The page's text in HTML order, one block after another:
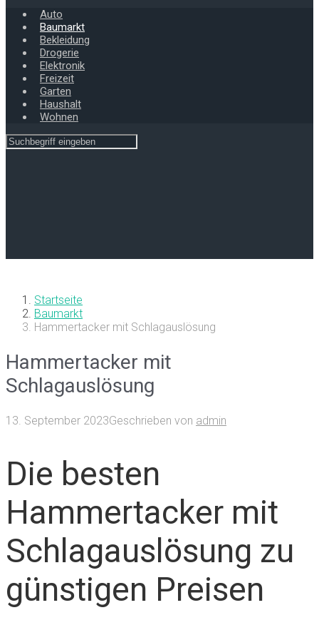
Auto
Baumarkt
Bekleidung
Drogerie
Elektronik
Freizeit
Garten
Haushalt
Wohnen
Startseite
Baumarkt
Hammertacker mit Schlagauslösung
Hammertacker mit
Schlagauslösung
13. September 2023Geschrieben von admin
Die besten
Hammertacker mit
Schlagauslösung zu
günstigen Preisen